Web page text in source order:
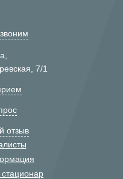
7/1
отзыв